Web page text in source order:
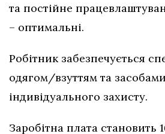
та постійне
– оптимальні.
Робітник забезпечується
одягом/взуттям та засобами
індивідуального захисту.
Заробітна плата становить